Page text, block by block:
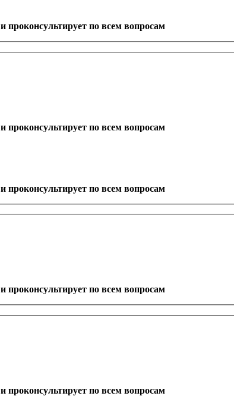
и проконсультирует по всем вопросам
и проконсультирует по всем вопросам
и проконсультирует по всем вопросам
и проконсультирует по всем вопросам
и проконсультирует по всем вопросам